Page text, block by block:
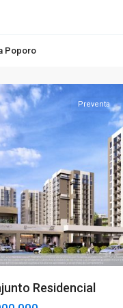
Poporo
Preventa
Residencial